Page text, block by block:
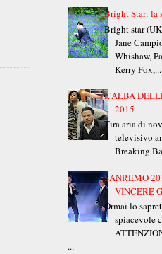
Bright Star: la
Bright star
Jane
Whishaw,
Kerry Fox,...
L'ALBA
2015
Tira aria di
televisivo
Breaking
SANREMO
VINCERE
Ormai lo
spiacevole
...